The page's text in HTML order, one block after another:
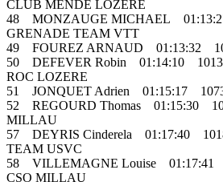
CLUB MENDE LOZERE
48 MONZAUGE MICHAEL
GRENADE TEAM VTT
49 FOUREZ ARNAUD 01:13:32
50 DEFEVER Robin 01:14:10
ROC LOZERE
51 JONQUET Adrien 01:15:17
52 REGOURD Thomas 01:15:30
MILLAU
57 DEYRIS Cinderela 01:17:40
TEAM USVC
58 VILLEMAGNE Louise
CSO MILLAU